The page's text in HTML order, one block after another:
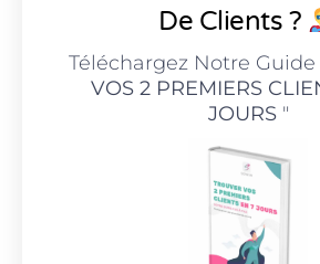
De Clients ?
Téléchargez Notre Guide
VOS 2 PREMIERS
JOURS"